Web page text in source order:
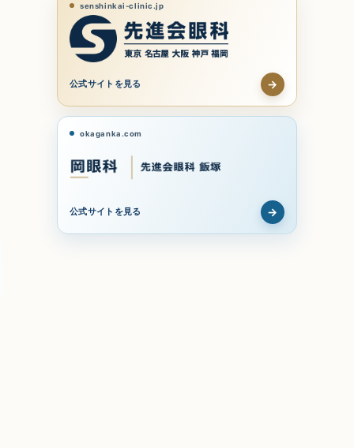
senshinkai-clinic.jp
公式サイトを見る →
okaganka.com
公式サイトを見る →